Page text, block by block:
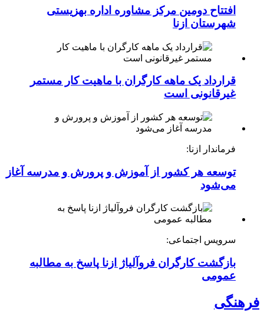
افتتاح دومین مرکز مشاوره اداره بهزیستی
شهرستان ازنا
قرارداد یک ماهه کارگران با ماهیت کار مستمر
غیرقانونی است
فرماندار ازنا:
توسعه هر کشور از آموزش و پرورش و مدرسه آغاز
می‌شود
سرویس اجتماعی:
بازگشت کارگران فروآلیاژ ازنا پاسخ به مطالبه
عمومی
فرهنگی